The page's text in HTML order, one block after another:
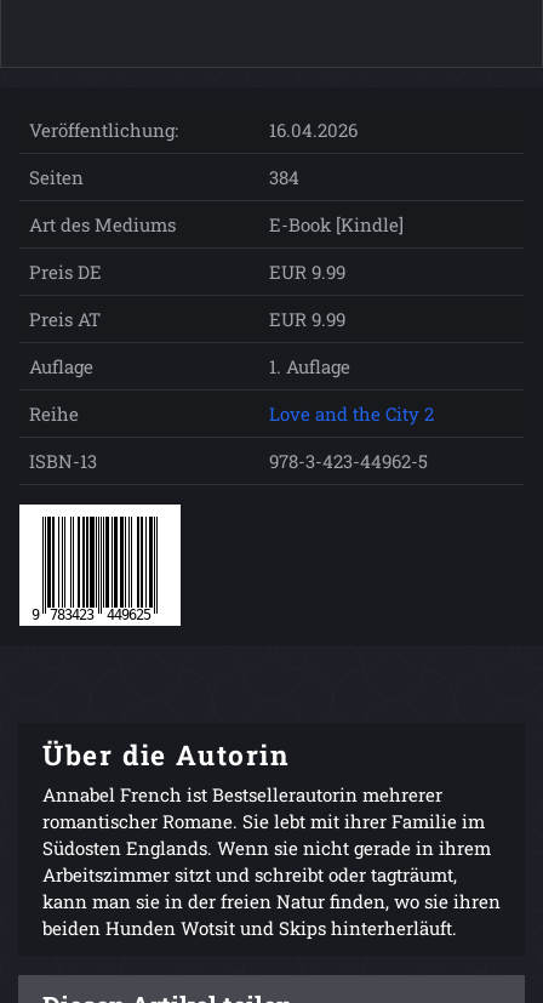
Veröffentlichung:
16.04.2026
Seiten
384
Art des Mediums
E-Book [Kindle]
Preis DE
EUR 9.99
Preis AT
EUR 9.99
Auflage
1. Auflage
Reihe
Love and the City 2
ISBN-13
978-3-423-44962-5
Über die Autorin
Annabel French ist Bestsellerautorin mehrerer
romantischer Romane. Sie lebt mit ihrer Familie im
Südosten Englands. Wenn sie nicht gerade in ihrem
Arbeitszimmer sitzt und schreibt oder tagträumt,
kann man sie in der freien Natur finden, wo sie ihren
beiden Hunden Wotsit und Skips hinterherläuft.